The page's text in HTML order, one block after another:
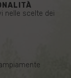
nelle scelte dei